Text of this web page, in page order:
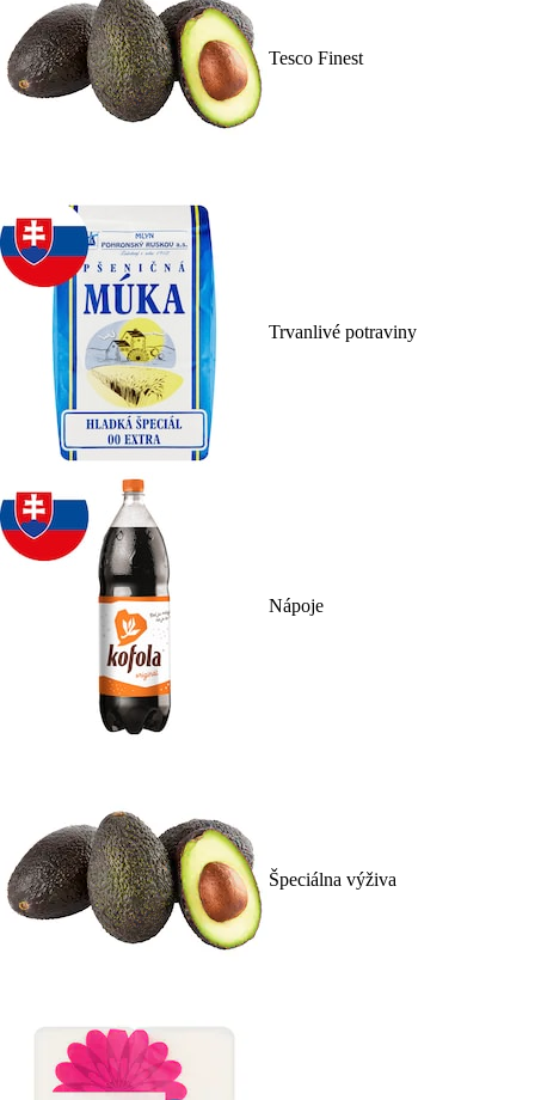
Tesco Finest
Trvanlivé potraviny
Nápoje
Špeciálna výživa